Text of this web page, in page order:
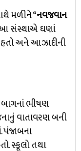
મળીને “નવજવાન
આ સંસ્થાએ ઘણાં
હતો અને આઝાદીની
ભીષણ
વાતાવરણ બની
સ્કૂલો તથા